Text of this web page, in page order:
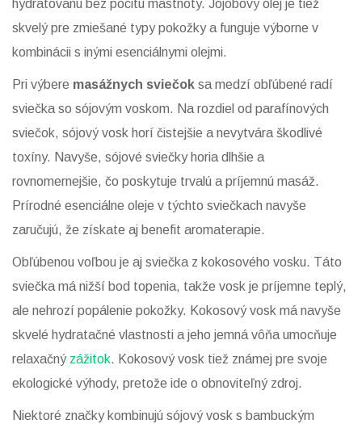
hydratovanú bez pocitu mastnoty. Jojobový olej je tiež
skvelý pre zmiešané typy pokožky a funguje výborne v
kombinácii s inými esenciálnymi olejmi.
Pri výbere masážnych sviečok sa medzí obľúbené radí
sviečka so sójovým voskom. Na rozdiel od parafínových
sviečok, sójový vosk horí čistejšie a nevytvára škodlivé
toxíny. Navyše, sójové sviečky horia dlhšie a
rovnomernejšie, čo poskytuje trvalú a príjemnú masáž.
Prírodné esenciálne oleje v týchto sviečkach navyše
zaručujú, že získate aj benefit aromaterapie.
Obľúbenou voľbou je aj sviečka z kokosového vosku. Táto
sviečka má nižší bod topenia, takže vosk je príjemne teplý,
ale nehrozí popálenie pokožky. Kokosový vosk má navyše
skvelé hydratačné vlastnosti a jeho jemná vôňa umocňuje
relaxačný zážitok. Kokosový vosk tiež známej pre svoje
ekologické výhody, pretože ide o obnoviteľný zdroj.
Niektoré značky kombinujú sójový vosk s bambuckým